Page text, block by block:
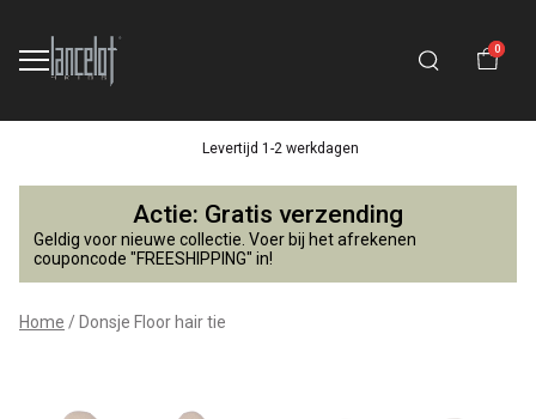
0
Levertijd 1-2 werkdagen
Donsje
Floor
hair
tie
Actie: Gratis verzending
Geldig voor nieuwe collectie. Voer bij het afrekenen
couponcode "FREESHIPPING" in!
Home Donsje Floor hair tie